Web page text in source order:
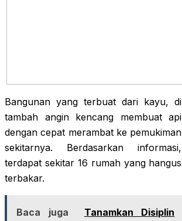
Bangunan yang terbuat dari kayu, di
tambah angin kencang membuat api
dengan cepat merambat ke pemukiman
sekitarnya. Berdasarkan informasi,
terdapat sekitar 16 rumah yang hangus
terbakar.
Baca juga
Tanamkan Disiplin